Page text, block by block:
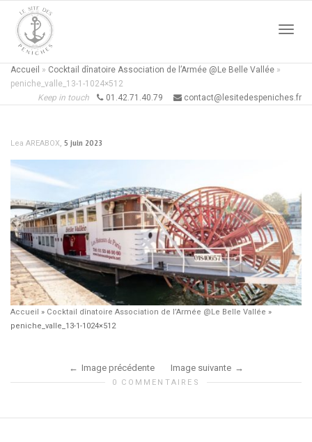
Accueil » Cocktail dînatoire Association de l’Armée @Le Belle Vallée »
peniche_valle_13-1-1024×512
Keep in touch
01.42.71.40.79 contact@lesitedespeniches.fr
Lea AREABOX, 5 juin 2023
Accueil » Cocktail dînatoire Association de l’Armée @Le Belle Vallée »
peniche_valle_13-1-1024×512
Image précédente Image suivante
0 COMMENTAIRES